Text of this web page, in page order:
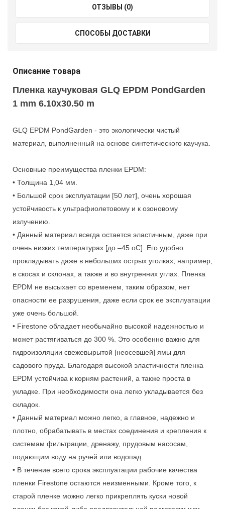
ОТЗЫВЫ (0)
СПОСОБЫ ДОСТАВКИ
Описание товара
Пленка каучуковая GLQ EPDM PondGarden
1 mm 6.10x30.50 m
GLQ EPDM PondGarden - это экологически чистый
материал, выполненный на основе синтетического каучука.
Основные преимущества пленки EPDM:
• Толщина 1,04 мм.
• Большой срок эксплуатации [50 лет], очень хорошая
устойчивость к ультрафиолетовому и к озоновому
излучению.
• Данный материал всегда остается эластичным, даже при
очень низких температурах [до –45 oС]. Его удобно
прокладывать даже в небольших острых уголках, например,
в скосах и склонах, а также и во внутренних углах. Пленка
EPDM не высыхает со временем, таким образом, нет
опасности ее разрушения, даже если срок ее эксплуатации
уже очень большой.
• Firestone обладает необычайно высокой надежностью и
может растягиваться до 300 %. Это особенно важно для
гидроизоляции свежевырытой [неосевшей] ямы для
садового пруда. Благодаря высокой эластичности пленка
EPDM устойчива к корням растений, а также проста в
укладке. При необходимости она легко укладывается без
складок.
• Данный материал можно легко, а главное, надежно и
плотно, обрабатывать в местах соединения и крепления к
системам фильтрации, дренажу, прудовым насосам,
подающим воду на ручей или водопад.
• В течение всего срока эксплуатации рабочие качества
пленки Firestone остаются неизменными. Кроме того, к
старой пленке можно легко прикреплять куски новой